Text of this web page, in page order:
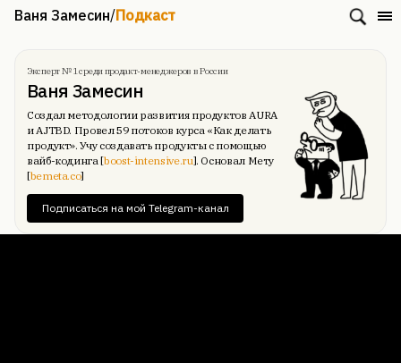
Ваня Замесин/Подкаст
Эксперт № 1 среди продакт-менеджеров в России
Ваня Замесин
Создал методологии развития продуктов AURA
и AJTBD. Провел 59 потоков курса «Как делать
продукт». Учу создавать продукты с помощью
вайб-кодинга [boost-intensive.ru]. Основал Мету
[bemeta.co]
Подписаться на мой Telegram-канал